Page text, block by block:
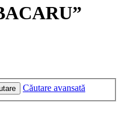
Căutare avansată